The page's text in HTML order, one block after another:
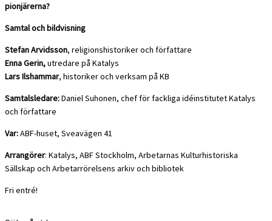
pionjärerna?
Samtal och bildvisning
Stefan Arvidsson, religionshistoriker och författare
Enna Gerin,utredare på Katalys
Lars Ilshammar, historiker och verksam på KB
Samtalsledare:Daniel Suhonen, chef för fackliga idéinstitutet Katalys
och författare
Var:ABF-huset, Sveavägen 41
Arrangörer: Katalys, ABF Stockholm, Arbetarnas Kulturhistoriska
Sällskap och Arbetarrörelsens arkiv och bibliotek
Fri entré!